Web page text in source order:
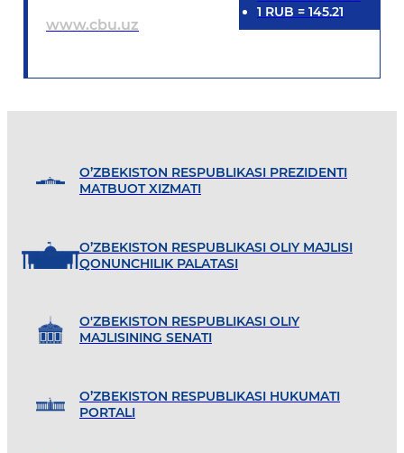
www.cbu.uz
1 RUB = 145.21
O’ZBEKISTON RESPUBLIKASI PREZIDENTI
MATBUOT XIZMATI
O’ZBEKISTON RESPUBLIKASI OLIY MAJLISI
QONUNCHILIK PALATASI
O'ZBEKISTON RESPUBLIKASI OLIY
MAJLISINING SENATI
O’ZBEKISTON RESPUBLIKASI HUKUMATI
PORTALI